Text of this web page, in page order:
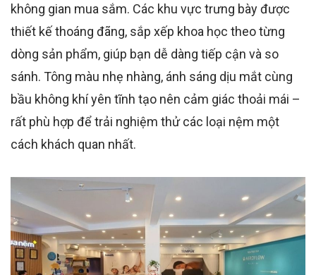
không gian mua sắm. Các khu vực trưng bày được
thiết kế thoáng đãng, sắp xếp khoa học theo từng
dòng sản phẩm, giúp bạn dễ dàng tiếp cận và so
sánh. Tông màu nhẹ nhàng, ánh sáng dịu mắt cùng
bầu không khí yên tĩnh tạo nên cảm giác thoải mái –
rất phù hợp để trải nghiệm thử các loại nệm một
cách khách quan nhất.